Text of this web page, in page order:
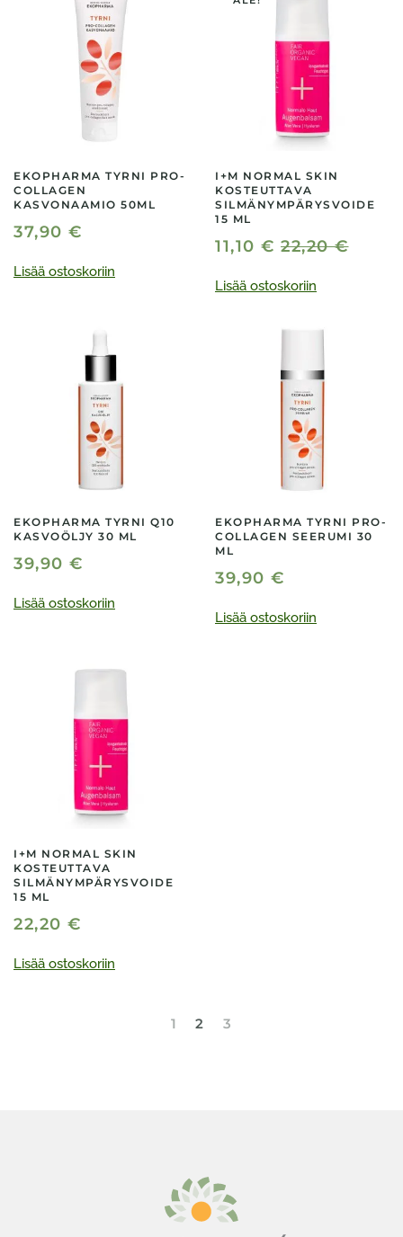
EKOPHARMA TYRNI PRO-
COLLAGEN
KASVONAAMIO 50ML
37,90 €
Lisää ostoskoriin
I+M NORMAL SKIN
KOSTEUTTAVA
SILMÄNYMPÄRYSVOIDE
15 ML
11,10 € 22,20€
Lisää ostoskoriin
EKOPHARMA TYRNI Q10
KASVOÖLJY 30 ML
39,90 €
Lisää ostoskoriin
EKOPHARMA TYRNI PRO-
COLLAGEN SEERUMI 30
ML
39,90 €
Lisää ostoskoriin
I+M NORMAL SKIN
KOSTEUTTAVA
SILMÄNYMPÄRYSVOIDE
15 ML
22,20 €
Lisää ostoskoriin
1 2 3